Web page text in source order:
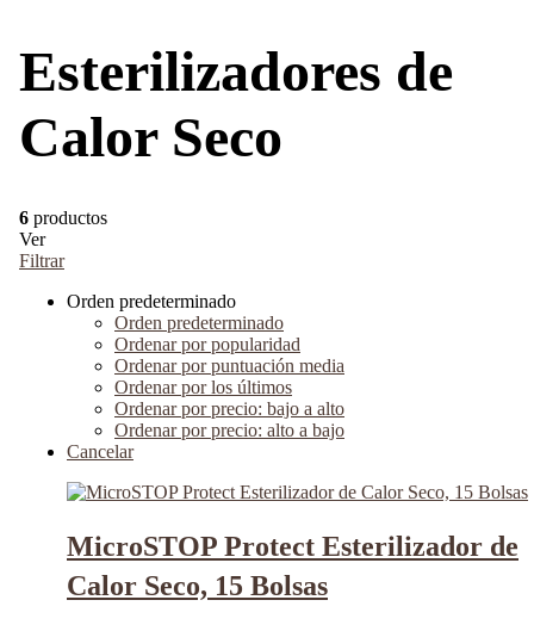
Esterilizadores de
Calor Seco
6 productos
Ver
Filtrar
Orden predeterminado
Orden predeterminado
Ordenar por popularidad
Ordenar por puntuación media
Ordenar por los últimos
Ordenar por precio: bajo a alto
Ordenar por precio: alto a bajo
Cancelar
MicroSTOP Protect Esterilizador de
Calor Seco, 15 Bolsas